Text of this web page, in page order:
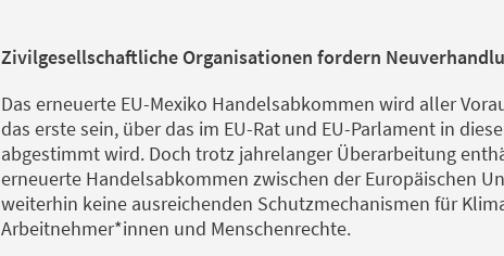
Zivilgesellschaftliche Organisationen fordern
Das erneuerte EU-Mexiko Handelsabkommen wird aller
das erste sein, über das im EU-Rat und EU-Parlament in
abgestimmt wird. Doch trotz jahrelanger Überarbeitung
erneuerte Handelsabkommen zwischen der Europäischen
weiterhin keine ausreichenden Schutzmechanismen für
Arbeitnehmer*innen und Menschenrechte.